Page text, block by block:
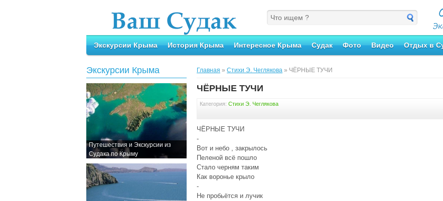
Экскурсии Крыма История Крыма Интересное Крыма Судак Фото Видео Отдых в
Экскурсии Крыма
Путешествия и Экскурсии из
Судака по Крыму
Главная » Стихи Э. Чеглякова » ЧЁРНЫЕ ТУЧИ
ЧЁРНЫЕ ТУЧИ
Категория: Стихи Э. Чеглякова
ЧЁРНЫЕ ТУЧИ
-
Вот и небо , закрылось
Пеленой всё пошло
Стало черням таким
Как воронье крыло
-
Не пробьётся и лучик